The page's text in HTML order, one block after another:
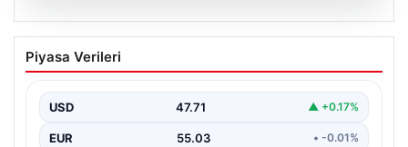
04.08.2026
Arjantin’i Tercih Etmişti! Beşiktaş’tan
Mauro Icardi Hakkında Son Durum
Mauro Icardi’nin menajeri aracılığıyla yaptığı açıklamada,
oyuncunun kariyerine…
Piyasa Verileri
USD 47.71 ▲ +0.17%
EUR 55.03 • -0.01%